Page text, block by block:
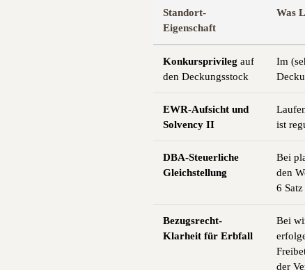
Standort-
Eigenschaft
Was
Konkursprivileg auf
den Deckungsstock
Im
EWR-Aufsicht und
Solvency II
ist
DBA-Steuerliche
Gleichstellung
Bei
den
6
Bezugsrecht-
Klarheit für Erbfall
Bei
der